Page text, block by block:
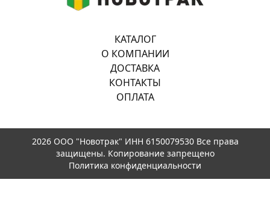
КАТАЛОГ
О КОМПАНИИ
ДОСТАВКА
КОНТАКТЫ
ОПЛАТА
2026 ООО "Новотрак" ИНН 6150079530 Все права
защищены. Копирование запрещено
Политика конфиденциальности